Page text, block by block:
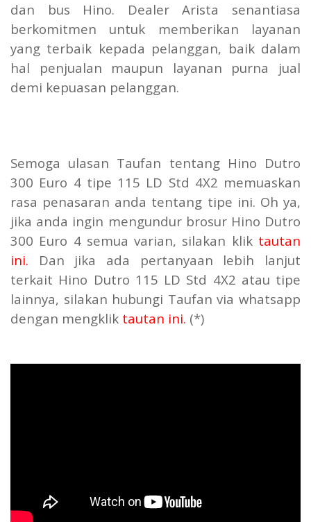
dan bus Hino. Dealer Arista senantiasa
berkomitmen untuk memberikan layanan
yang terbaik kepada pelanggan, baik dalam
hal penjualan maupun layanan purna jual
demi kepuasan pelanggan.
Semoga ulasan Taufan tentang Hino Dutro
300 Euro 4 tipe 115 LD Std 4X2 memuaskan
rasa penasaran anda tentang tipe ini. Oh ya,
jika anda ingin mengundur brosur Hino Dutro
300 Euro 4 semua varian, silakan klik tautan
ini. Dan jika ada pertanyaan lebih lanjut
terkait Hino Dutro 115 LD Std 4X2 atau tipe
lainnya, silakan hubungi Taufan via whatsapp
dengan mengklik tautan ini. (*)